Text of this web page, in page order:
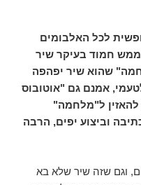
לכל האלבומים
חמוד בעיקר שיר
שהוא שיר יפהפה
אמנם גם "אוטובוס
להאזין ל"מלחמה"
וביצוע יפים, הרבה
וגם שזה שיר שלא בא